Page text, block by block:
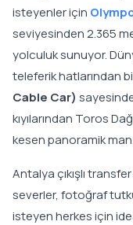
isteyenler için
seviyesinden 2.365
yolculuk sunuyor.
teleferik hatlarından
Cable Car)
kıyılarından Toros
kesen panoramik
Antalya çıkışlı
severler, fotoğraf
isteyen herkes için